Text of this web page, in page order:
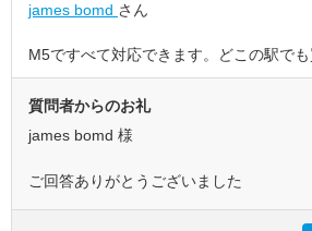
james bomd さん
M5ですべて対応できます。どこの駅でも
質問者からのお礼
james bomd 様
ご回答ありがとうございました